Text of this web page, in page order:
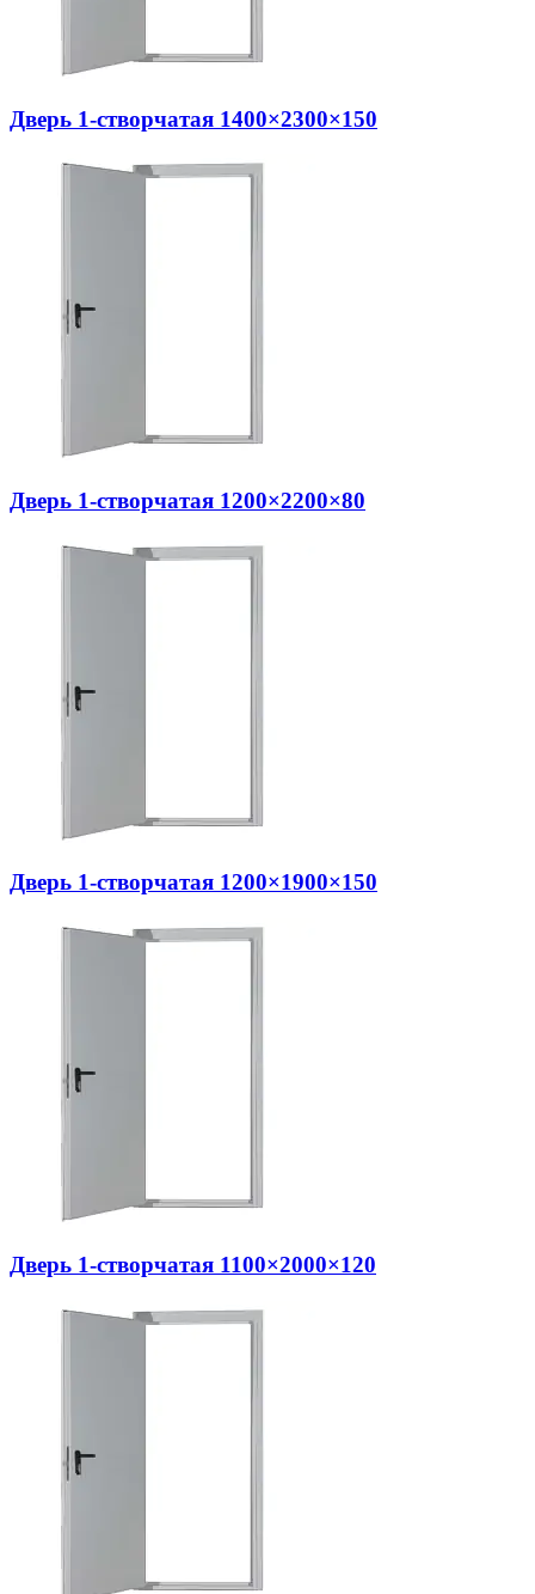
Дверь 1-створчатая 1400×2300×150
Дверь 1-створчатая 1200×2200×80
Дверь 1-створчатая 1200×1900×150
Дверь 1-створчатая 1100×2000×120